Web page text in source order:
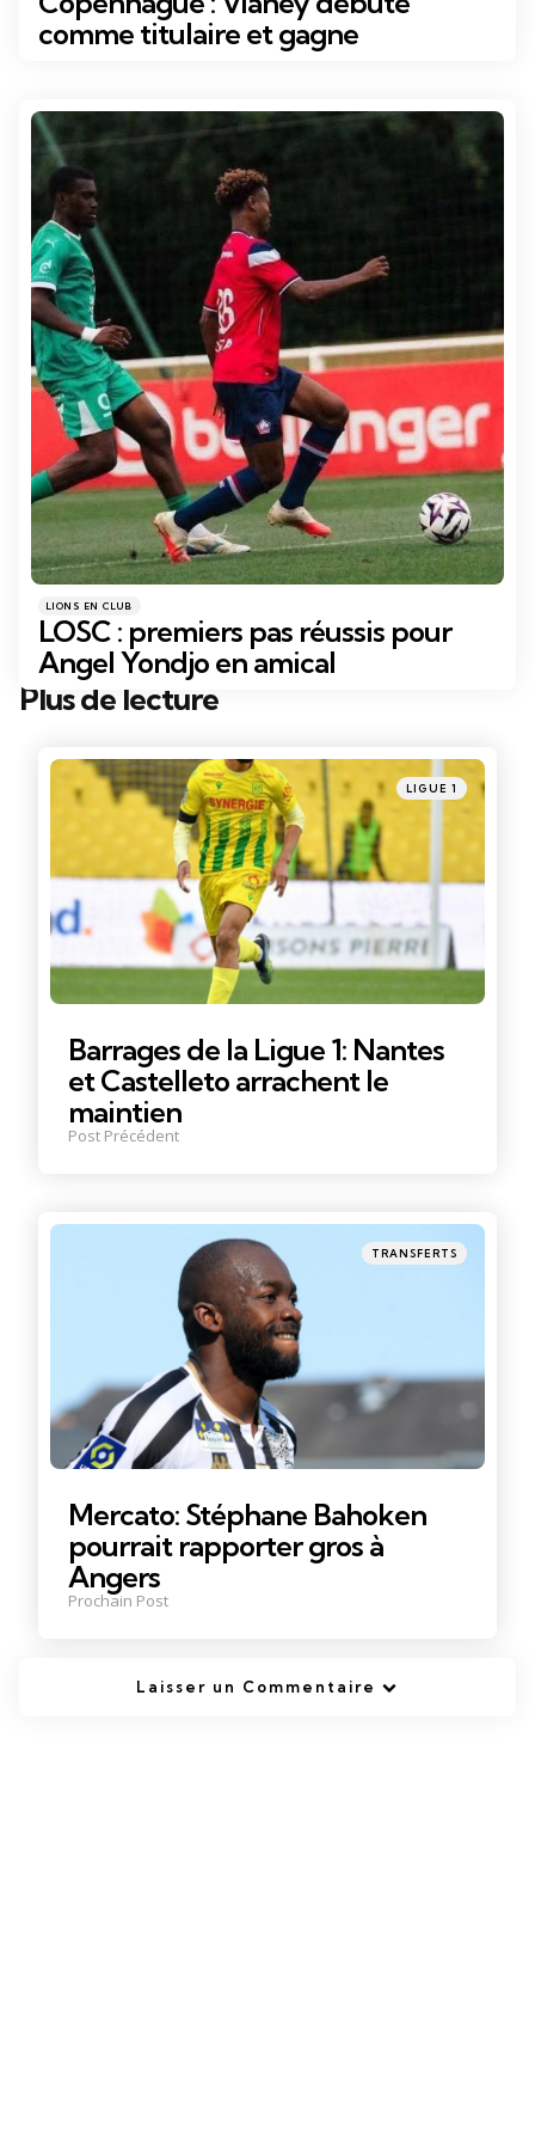
comme titulaire et gagne
Catégories
Posté
dans
LIONS EN CLUB
LOSC : premiers pas réussis pour
Angel Yondjo en amical
Plus de lecture
Post
Posté
dans
LIGUE 1
Barrages de la Ligue 1: Nantes
et Castelleto arrachent le
maintien
Post Précédent
Posté
dans
TRANSFERTS
Mercato: Stéphane Bahoken
pourrait rapporter gros à
Angers
Prochain Post
Laisser un Commentaire